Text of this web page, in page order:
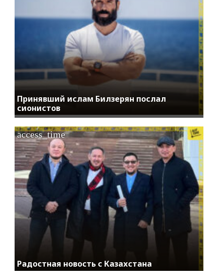
Принявший ислам Билзерян послал
сионистов
Радостная новость с Казахстана
access_time